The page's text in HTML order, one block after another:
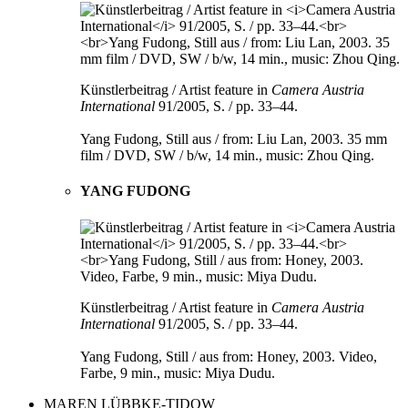
Künstlerbeitrag / Artist feature in Camera Austria
International 91/2005, S. / pp. 33–44.
Yang Fudong, Still aus / from: Liu Lan, 2003. 35 mm
film / DVD, SW / b/w, 14 min., music: Zhou Qing.
YANG FUDONG
Künstlerbeitrag / Artist feature in Camera Austria
International 91/2005, S. / pp. 33–44.
Yang Fudong, Still / aus from: Honey, 2003. Video,
Farbe, 9 min., music: Miya Dudu.
MAREN LÜBBKE-TIDOW